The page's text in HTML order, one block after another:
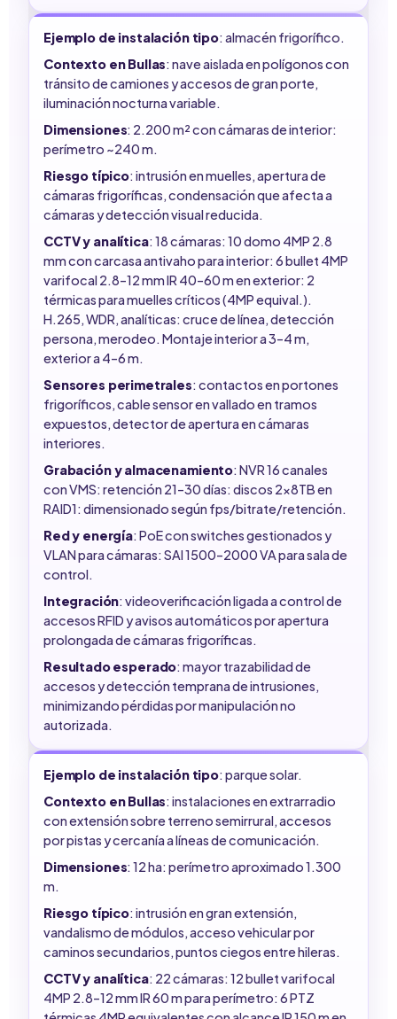
Ejemplo de instalación tipo: almacén frigorífico.
Contexto en Bullas: nave aislada en polígonos con
tránsito de camiones y accesos de gran porte,
iluminación nocturna variable.
Dimensiones: 2.200 m² con cámaras de interior:
perímetro ~240 m.
Riesgo típico: intrusión en muelles, apertura de
cámaras frigoríficas, condensación que afecta a
cámaras y detección visual reducida.
CCTV y analítica: 18 cámaras: 10 domo 4MP 2.8
mm con carcasa antivaho para interior: 6 bullet 4MP
varifocal 2.8–12 mm IR 40–60 m en exterior: 2
térmicas para muelles críticos (4MP equival.).
H.265, WDR, analíticas: cruce de línea, detección
persona, merodeo. Montaje interior a 3–4 m,
exterior a 4–6 m.
Sensores perimetrales: contactos en portones
frigoríficos, cable sensor en vallado en tramos
expuestos, detector de apertura en cámaras
interiores.
Grabación y almacenamiento: NVR 16 canales
con VMS: retención 21–30 días: discos 2x8TB en
RAID1: dimensionado según fps/bitrate/retención.
Red y energía: PoE con switches gestionados y
VLAN para cámaras: SAI 1500–2000 VA para sala de
control.
Integración: videoverificación ligada a control de
accesos RFID y avisos automáticos por apertura
prolongada de cámaras frigoríficas.
Resultado esperado: mayor trazabilidad de
accesos y detección temprana de intrusiones,
minimizando pérdidas por manipulación no
autorizada.
Ejemplo de instalación tipo: parque solar.
Contexto en Bullas: instalaciones en extrarradio
con extensión sobre terreno semirrural, accesos
por pistas y cercanía a líneas de comunicación.
Dimensiones: 12 ha: perímetro aproximado 1.300
m.
Riesgo típico: intrusión en gran extensión,
vandalismo de módulos, acceso vehicular por
caminos secundarios, puntos ciegos entre hileras.
CCTV y analítica: 22 cámaras: 12 bullet varifocal
4MP 2.8–12 mm IR 60 m para perímetro: 6 PTZ